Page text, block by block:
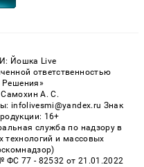
Йошка Live
ответственностью
Самохин А. С.
infolivesmi@yandex.ru Знак
16+
служба по надзору в
и массовых
77 - 82532 от 21.01.2022